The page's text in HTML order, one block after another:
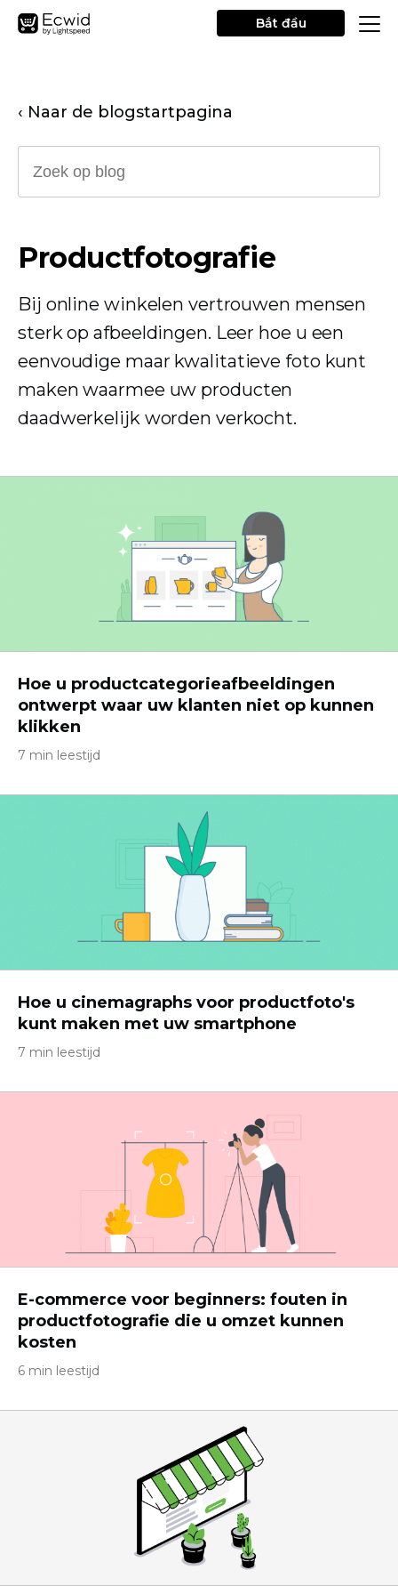
Bắt đầu
‹ Naar de blogstartpagina
Productfotografie
Bij online winkelen vertrouwen mensen
sterk op afbeeldingen. Leer hoe u een
eenvoudige maar kwalitatieve foto kunt
maken waarmee uw producten
daadwerkelijk worden verkocht.
Hoe u productcategorieafbeeldingen
ontwerpt waar uw klanten niet op kunnen
klikken
7 min leestijd
Hoe u cinemagraphs voor productfoto's
kunt maken met uw smartphone
7 min leestijd
E-commerce voor beginners: fouten in
productfotografie die u omzet kunnen
kosten
6 min leestijd